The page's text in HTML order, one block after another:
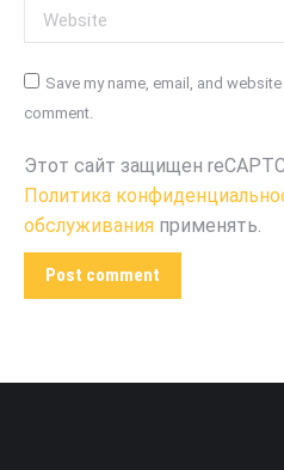
Website
Save my name, email, and
comment.
Этот сайт защищен
Политика
обслуживания применять.
Post comment